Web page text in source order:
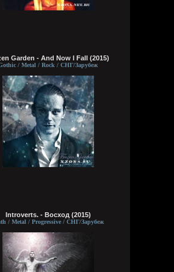
Wirtuozik
Wirtuozik
Вчера в 05:46:44
- Говно, залупа, пенис, хер,
хуй, блядина
шлюха, жопа, член, еблан,
мудила
ссанина, очко, блядун, вагина
влагалище, пердун,
Garden - And Now I Fall (2015)
/ Metal / Rock / СНГ/Зарубеж
Introverts. - Восход (2015)
/ Metal / Progressive / СНГ/Зарубеж